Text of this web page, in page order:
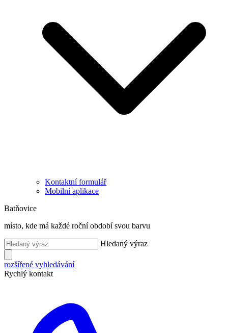
Kontaktní formulář
Mobilní aplikace
Batňovice
místo, kde má každé roční období svou barvu
Hledaný výraz
rozšířené vyhledávání
Rychlý kontakt